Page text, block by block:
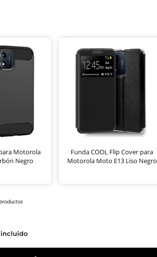
Motorola
Negro
Funda COOL Flip Cover para
Motorola Moto E13 Liso Negro
incluido